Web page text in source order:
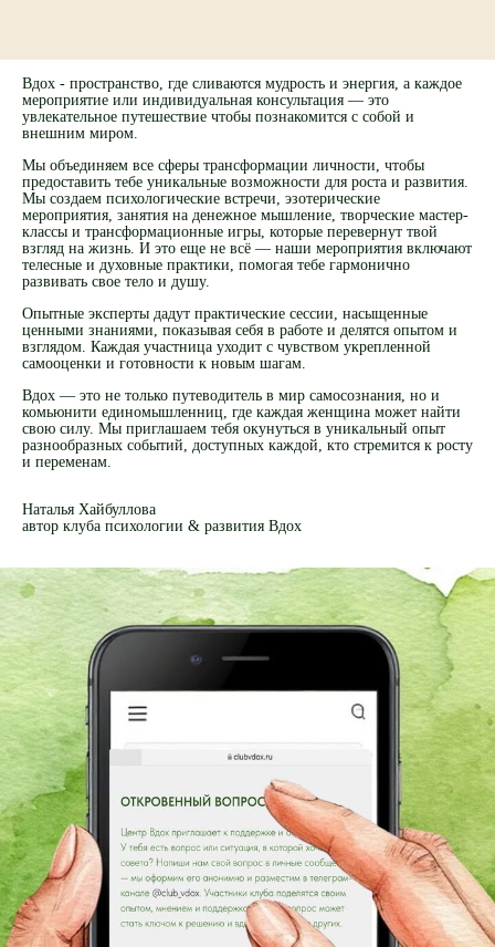
Вдох - пространство, где сливаются мудрость и энергия, а каждое
мероприятие или индивидуальная консультация — это
увлекательное путешествие чтобы познакомится с собой и
внешним миром.
Мы объединяем все сферы трансформации личности, чтобы
предоставить тебе уникальные возможности для роста и развития.
Мы создаем психологические встречи, эзотерические
мероприятия, занятия на денежное мышление, творческие мастер-
классы и трансформационные игры, которые перевернут твой
взгляд на жизнь. И это еще не всё — наши мероприятия включают
телесные и духовные практики, помогая тебе гармонично
развивать свое тело и душу.
Опытные эксперты дадут практические сессии, насыщенные
ценными знаниями, показывая себя в работе и делятся опытом и
взглядом. Каждая участница уходит с чувством укрепленной
самооценки и готовности к новым шагам.
Вдох — это не только путеводитель в мир самосознания, но и
комьюнити единомышленниц, где каждая женщина может найти
свою силу. Мы приглашаем тебя окунуться в уникальный опыт
разнообразных событий, доступных каждой, кто стремится к росту
и переменам.
Наталья Хайбуллова
автор клуба психологии & развития Вдох